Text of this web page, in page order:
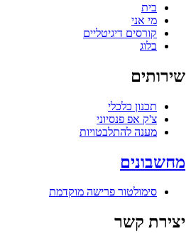
בית
מי אני
קורסים דיגיטליים
בלוג
שירותים
תכנון כלכלי
צ'ק אפ פנסיוני
מענה להתלבטויות
מחשבונים
סימולטור פרישה מוקדמת
יצירת קשר